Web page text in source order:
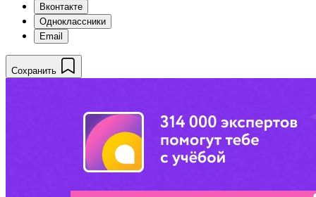
Вконтакте
Одноклассники
Email
Сохранить